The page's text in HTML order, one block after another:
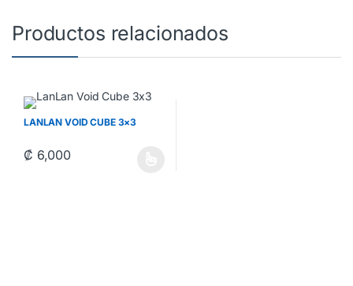
Productos relacionados
LANLAN VOID CUBE 3×3
₡ 6,000